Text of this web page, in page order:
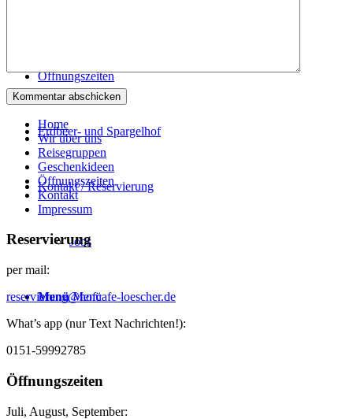
Öffnungszeiten
Erdbeer- und Spargelhof
Kontakt / Reservierung
Jobs
Menü Menü
Home
Wir über uns
Reisegruppen
Geschenkideen
Öffnungszeiten
Kontakt
Impressum
Reservierung
per mail:
reservierung@hofcafe-loescher.de
What’s app (nur Text Nachrichten!):
0151-59992785
Öffnungszeiten
Juli, August, September: